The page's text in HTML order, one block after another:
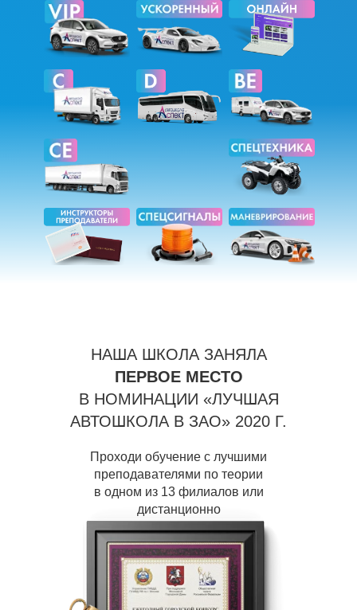
Проходи обучение с лучшими
преподавателями по теории
в одном из 13 филиалов или
дистанционно
НАША ШКОЛА ЗАНЯЛА
ПЕРВОЕ МЕСТО
В НОМИНАЦИИ «ЛУЧШАЯ
АВТОШКОЛА В ЗАО» 2020 Г.